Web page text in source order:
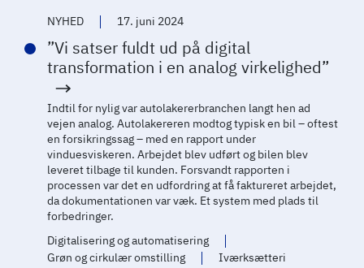
NYHED 17. juni 2024
”Vi satser fuldt ud på digital
transformation i en analog virkelighed”
Indtil for nylig var autolakererbranchen langt hen ad
vejen analog. Autolakereren modtog typisk en bil – oftest
en forsikringssag – med en rapport under
vinduesviskeren. Arbejdet blev udført og bilen blev
leveret tilbage til kunden. Forsvandt rapporten i
processen var det en udfordring at få faktureret arbejdet,
da dokumentationen var væk. Et system med plads til
forbedringer.
Digitalisering og automatisering
Grøn og cirkulær omstilling
Iværksætteri